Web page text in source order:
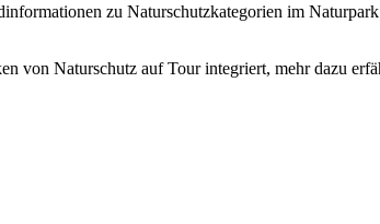
zu Naturschutzkategorien im
von Naturschutz auf Tour integriert, mehr dazu